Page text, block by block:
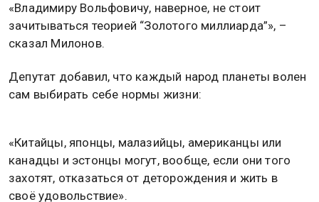
«Владимиру Вольфовичу, наверное, не стоит
зачитываться теорией “Золотого миллиарда”», –
сказал Милонов.
Депутат добавил, что каждый народ планеты волен
сам выбирать себе нормы жизни:
«Китайцы, японцы, малазийцы, американцы или
канадцы и эстонцы могут, вообще, если они того
захотят, отказаться от деторождения и жить в
своё удовольствие».